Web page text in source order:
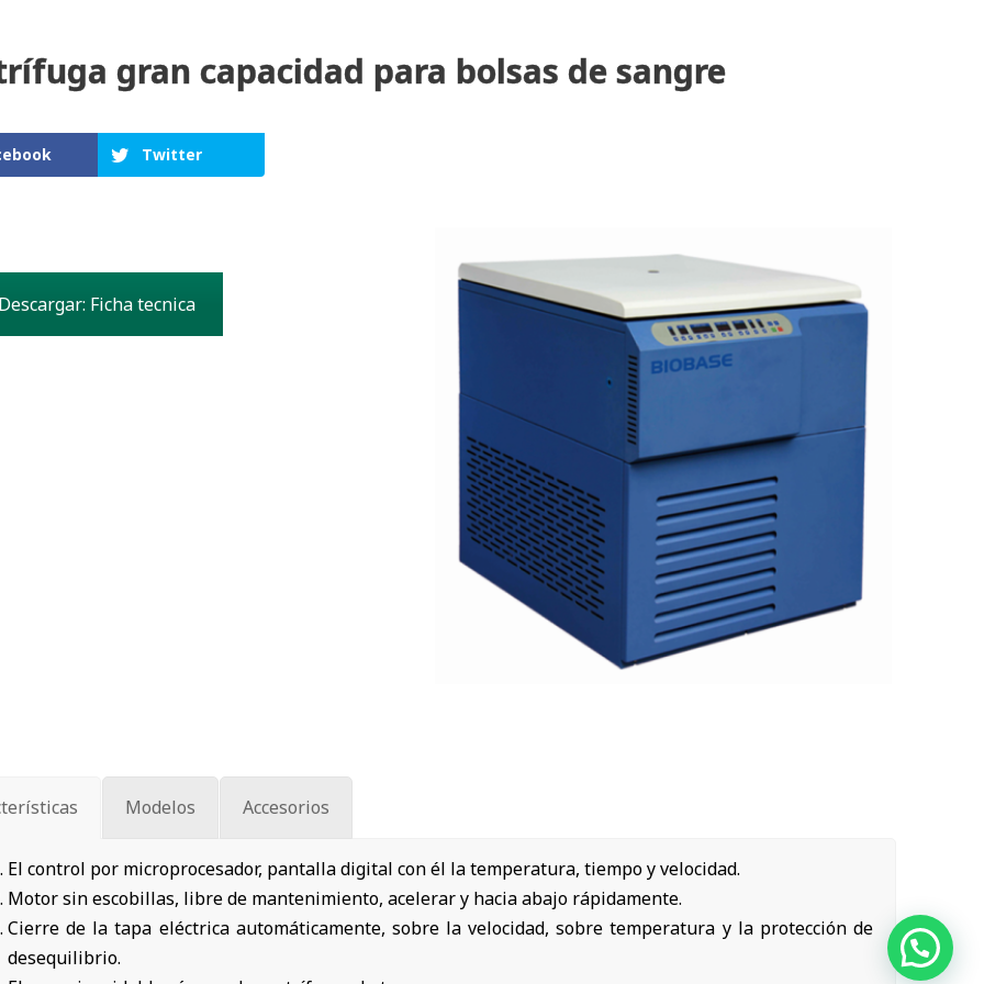
gran capacidad para bolsas de sangre
Twitter
Descargar: Ficha tecnica
Modelos Accesorios
El control por microprocesador, pantalla digital con él la temperatura, tiempo y velocidad.
Motor sin escobillas, libre de mantenimiento, acelerar y hacia abajo rápidamente.
Cierre de la tapa eléctrica automáticamente, sobre la velocidad, sobre temperatura y la protección de
desequilibrio.